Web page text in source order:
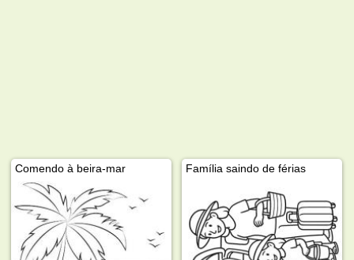
Comendo à beira-mar Família saindo de férias